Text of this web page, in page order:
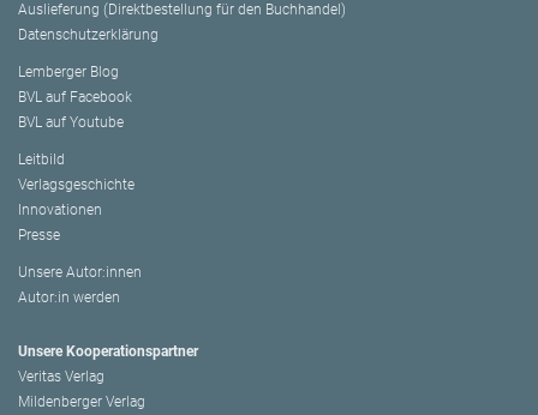
Auslieferung (Direktbestellung für den Buchhandel)
Datenschutzerklärung
Lemberger Blog
BVL auf Facebook
BVL auf Youtube
Leitbild
Verlagsgeschichte
Innovationen
Presse
Unsere Autor:innen
Autor:in werden
Unsere Kooperationspartner
Veritas Verlag
Mildenberger Verlag